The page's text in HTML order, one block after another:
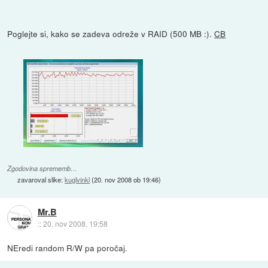
Poglejte si, kako se zadeva odreže v RAID (500 MB :).CB
Zgodovina sprememb…
zavaroval slike:kuglvinkl(20. nov 2008 ob 19:46)
Mr.B
::20. nov 2008, 19:58
NEredi random R/W pa poročaj.